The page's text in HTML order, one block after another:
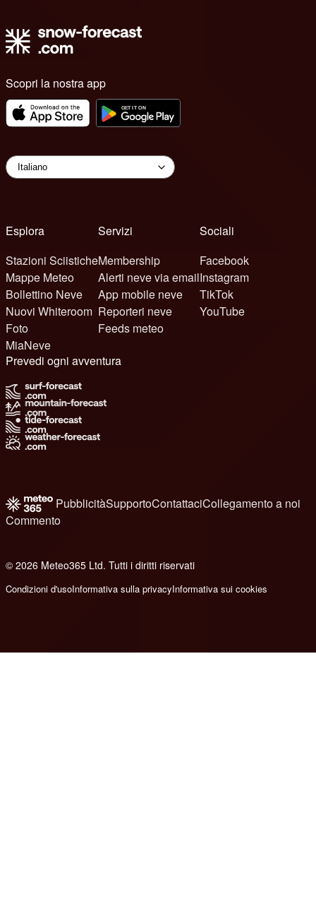
Scopri la nostra app
Esplora
Stazioni Sciistiche
Mappe Meteo
Bollettino Neve
Nuovi Whiteroom
Foto
MiaNeve
Servizi
Membership
Alerti neve via email
App mobile neve
Reporteri neve
Feeds meteo
Sociali
Facebook
Instagram
TikTok
YouTube
Prevedi ogni avventura
PubblicitàSupportoContattaciCollegamento a noi
Commento
© 2026 Meteo365 Ltd. Tutti i diritti riservati
Condizioni d'usoInformativa sulla privacyInformativa sui cookies